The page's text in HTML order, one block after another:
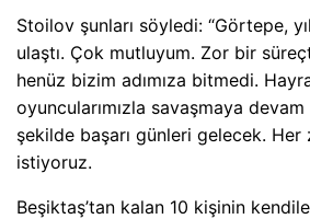
Stoilov şunları söyledi: “Görtepe,
ulaştı. Çok mutluyum. Zor bir
henüz bizim adımıza bitmedi.
oyuncularımızla savaşmaya
şekilde başarı günleri gelecek. Her
istiyoruz.
Beşiktaş’tan kalan 10 kişinin